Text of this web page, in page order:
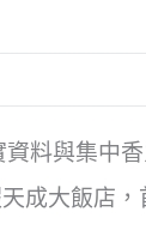
料與集中
成大飯店